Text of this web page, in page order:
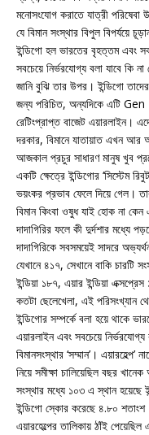
মনোসংযোগ করাতে যাত্রী
যে বিমান সংস্থার বিপুল বিপর্যয়ে
ইন্ডিগো হল ভারতের বৃহত্তম এবং
সবচেয়ে নির্ভরযোগ্য বলা যাবে কি
জানি বুঝি তার উপর। ইন্ডিগো
জন্য পরিচিত, অন্যদিকে এটি Gen
রেটিংপ্রাপ্ত বাজেট এয়ারলাইন।
দরকার, বিমানে যাতায়াত এখন
আজকাল প্রচুর সাধারণ মানুষ খুব
একটি ক্ষেত্রে ইন্ডিগোর ‘সিস্টেম
ভয়ংকর প্রভাব ফেলে দিয়ে গেল।
বিমান কিংবা ওষুধ যাই হোক না কেন
দাদাগিরির ফলে কী দুর্দশার মধ্যে
দাদাগিরিকে সবসময়েই সাদরে
যেখানে ৪১৭, সেখানে বাকি চারটি
ইন্ডিয়া ১৮৭, এয়ার ইন্ডিয়া
কতটা ছেলেখেলা, এই পরিসংখ্যান
ইন্ডিগোর সম্পর্কে বলা হয়ে থাকে
এয়ারলাইন এবং সবচেয়ে
বিমানসংস্থার ‘সম্মান’। এয়ারহেল্প’
নিয়ে সমীক্ষা চালিয়েছিল বছর
সংস্থার মধ্যে ১০৩ এ স্থান হয়েছে
ইন্ডিগো স্কোর করেছে ৪.৮০
এয়ারহেল্পের তালিকায় ঠাঁই